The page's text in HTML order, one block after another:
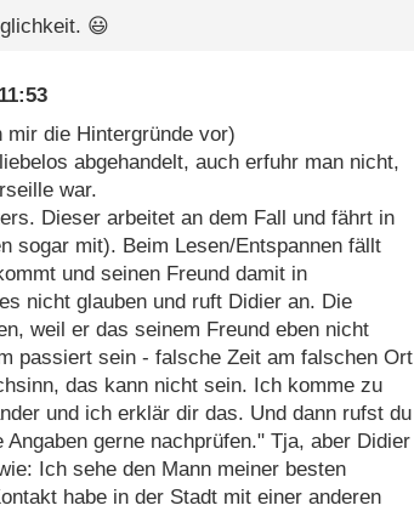
😃
die Hintergründe vor)
abgehandelt, auch erfuhr man nicht,
war.
Dieser arbeitet an dem Fall und fährt in
sogar mit). Beim Lesen/Entspannen fällt
und seinen Freund damit in
nicht glauben und ruft Didier an. Die
weil er das seinem Freund eben nicht
passiert sein - falsche Zeit am falschen Ort
das kann nicht sein. Ich komme zu
und ich erklär dir das. Und dann rufst du
gerne nachprüfen." Tja, aber Didier
Ich sehe den Mann meiner besten
habe in der Stadt mit einer anderen